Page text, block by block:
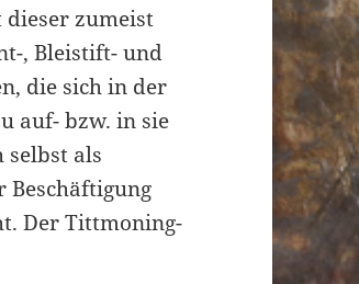
dieser zumeist
, Bleistift- und
die sich in der
auf- bzw. in sie
selbst als
Beschäftigung
Der Tittmoning-